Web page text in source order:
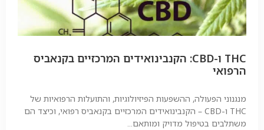
THC ו-CBD: הקנבינואידים המרכזיים בקנאביס
הרפואי
מנגנוני הפעולה, ההשפעות הפיזיולוגיות, והתועלות הרפואיות של
THC ו-CBD – הקנבינואידים המרכזיים בקנאביס רפואי, וכיצד הם
משתלבים בטיפול מדויק ומותאם...